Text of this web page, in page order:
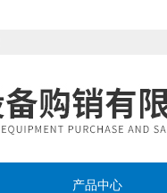
产品中心